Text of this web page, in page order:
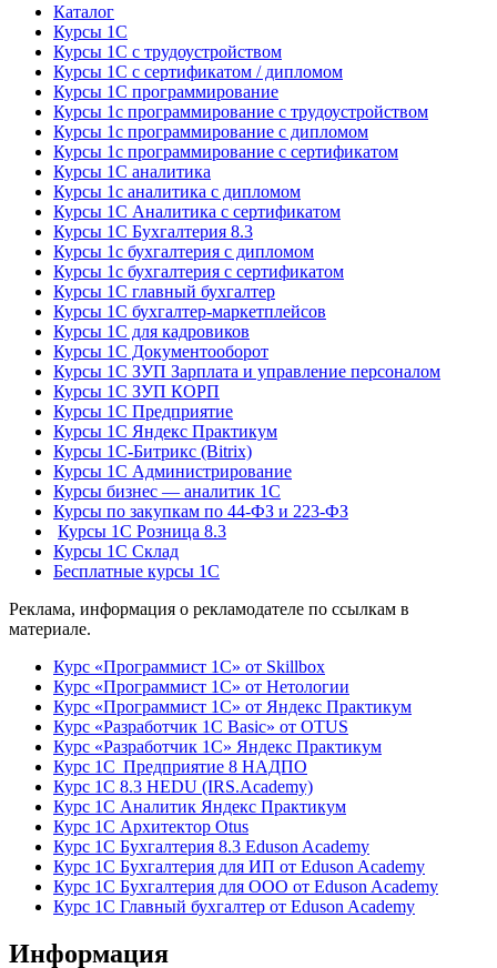
Каталог
Курсы 1С
Курсы 1С с трудоустройством
Курсы 1С с сертификатом / дипломом
Курсы 1С программирование
Курсы 1с программирование с трудоустройством
Курсы 1с программирование с дипломом
Курсы 1с программирование с сертификатом
Курсы 1С аналитика
Курсы 1с аналитика с дипломом
Курсы 1С Аналитика с сертификатом
Курсы 1С Бухгалтерия 8.3
Курсы 1с бухгалтерия с дипломом
Курсы 1с бухгалтерия с сертификатом
Курсы 1С главный бухгалтер
Курсы 1С бухгалтер-маркетплейсов
Курсы 1С для кадровиков
Курсы 1С Документооборот
Курсы 1С ЗУП Зарплата и управление персоналом
Курсы 1С ЗУП КОРП
Курсы 1С Предприятие
Курсы 1С Яндекс Практикум
Курсы 1С-Битрикс (Bitrix)
Курсы 1С Администрирование
Курсы бизнес — аналитик 1С
Курсы по закупкам по 44‑ФЗ и 223‑ФЗ
Курсы 1С Розница 8.3
Курсы 1С Склад
Бесплатные курсы 1С
Реклама, информация о рекламодателе по ссылкам в
материале.
Курс «Программист 1С» от Skillbox
Курс «Программист 1С» от Нетологии
Курс «Программист 1С» от Яндекс Практикум
Курс «Разработчик 1С Basic» от OTUS
Курс «Разработчик 1С» Яндекс Практикум
Курс 1С Предприятие 8 НАДПО
Курс 1С 8.3 HEDU (IRS.Academy)
Курс 1С Аналитик Яндекс Практикум
Курс 1С Архитектор Otus
Курс 1С Бухгалтерия 8.3 Eduson Academy
Курс 1С Бухгалтерия для ИП от Eduson Academy
Курс 1С Бухгалтерия для ООО от Eduson Academy
Курс 1С Главный бухгалтер от Eduson Academy
Информация